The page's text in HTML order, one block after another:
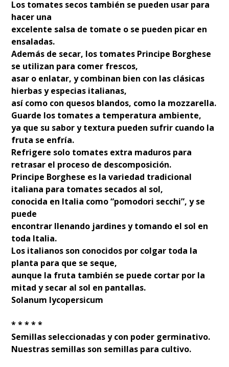
Los tomates secos también se pueden usar para
hacer una
excelente salsa de tomate o se pueden picar en
ensaladas.
Además de secar, los tomates Principe Borghese
se utilizan para comer frescos,
asar o enlatar, y combinan bien con las clásicas
hierbas y especias italianas,
así como con quesos blandos, como la mozzarella.
Guarde los tomates a temperatura ambiente,
ya que su sabor y textura pueden sufrir cuando la
fruta se enfría.
Refrigere solo tomates extra maduros para
retrasar el proceso de descomposición.
Principe Borghese es la variedad tradicional
italiana para tomates secados al sol,
conocida en Italia como “pomodori secchi”, y se
puede
encontrar llenando jardines y tomando el sol en
toda Italia.
Los italianos son conocidos por colgar toda la
planta para que se seque,
aunque la fruta también se puede cortar por la
mitad y secar al sol en pantallas.
Solanum lycopersicum
* * * * *
Semillas seleccionadas y con poder germinativo.
Nuestras semillas son semillas para cultivo.